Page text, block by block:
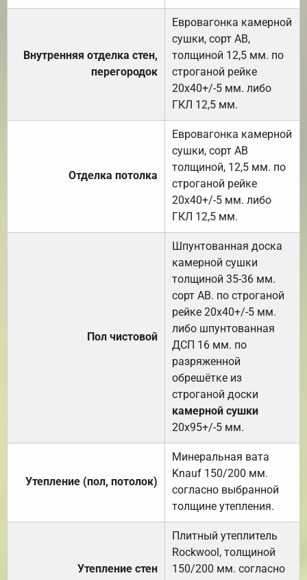
Внутренняя отделка стен,
перегородок
Евровагонка камерной
сушки, сорт АВ,
толщиной 12,5 мм. по
строганой рейке
20х40+/-5 мм. либо
ГКЛ 12,5 мм.
Отделка потолка
Евровагонка камерной
сушки, сорт АВ
толщиной, 12,5 мм. по
строганой рейке
20х40+/-5 мм. либо
ГКЛ 12,5 мм.
Пол чистовой
Шпунтованная доска
камерной сушки
толщиной 35-36 мм.
сорт АВ. по строганой
рейке 20х40+/-5 мм.
либо шпунтованная
ДСП 16 мм. по
разряженной
обрешётке из
строганой доски
камерной сушки
20х95+/-5 мм.
Утепление (пол, потолок)
Минеральная вата
Knauf 150/200 мм.
согласно выбранной
толщине утепления.
Утепление стен
Плитный утеплитель
Rockwool, толщиной
150/200 мм. согласно